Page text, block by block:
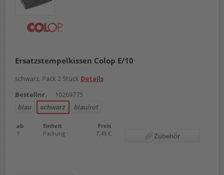
Ersatzstempelkissen Colop E/10
schwarz, Pack 2 Stück Details
Bestellnr.
10269775
blau schwarz blau/rot
ab Einheit
Preis
1
Packung 7,49 € Zubehör